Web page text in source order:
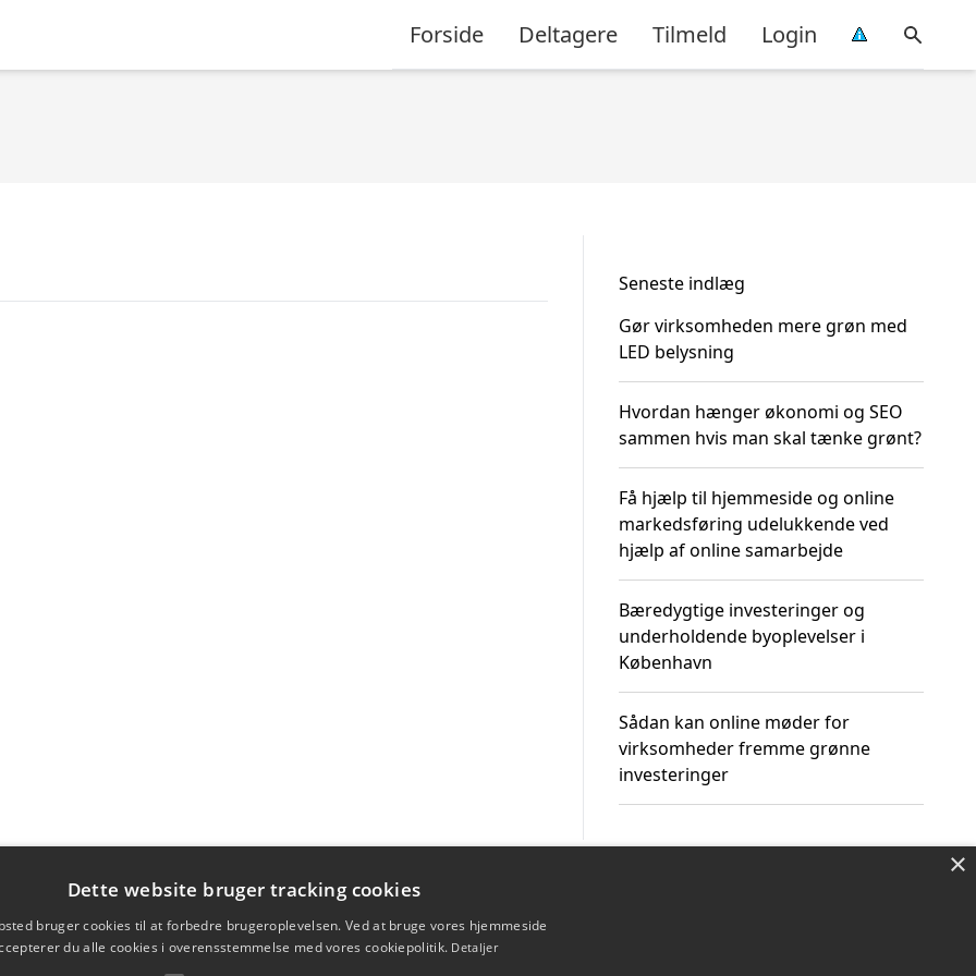
Forside Deltagere Tilmeld Login
Seneste indlæg
Gør virksomheden mere grøn med
LED belysning
Hvordan hænger økonomi og SEO
sammen hvis man skal tænke grønt?
Få hjælp til hjemmeside og online
markedsføring udelukkende ved
hjælp af online samarbejde
Bæredygtige investeringer og
underholdende byoplevelser i
København
Sådan kan online møder for
virksomheder fremme grønne
investeringer
×
Dette website bruger tracking cookies
bruger cookies til at forbedre brugeroplevelsen. Ved at bruge vores hjemmeside
du alle cookies i overensstemmelse med vores cookiepolitik. Detaljer